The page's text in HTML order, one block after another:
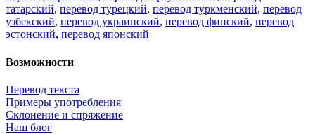
татарский, перевод турецкий, перевод туркменский, перевод
узбекский, перевод украинский, перевод финский, перевод
эстонский, перевод японский
Возможности
Перевод текста
Примеры употребления
Склонение и спряжение
Наш блог